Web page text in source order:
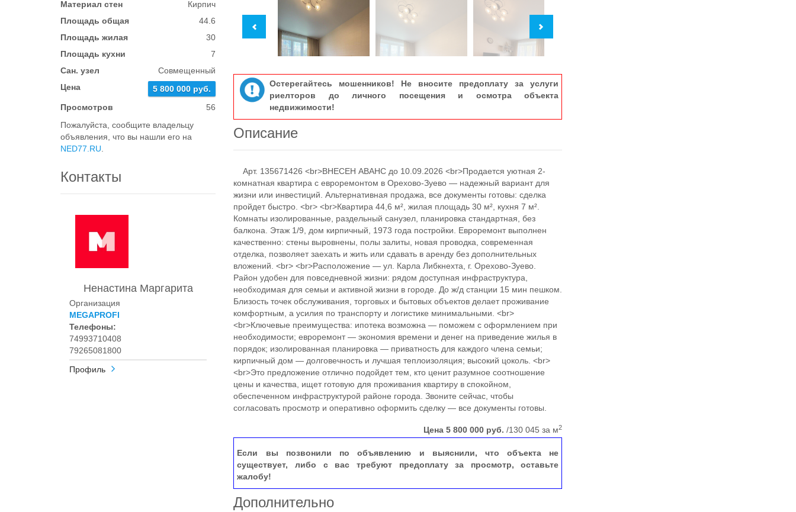
Материал стен
Кирпич
Площадь общая
44.6
Площадь жилая
30
Площадь кухни
7
Сан. узел
Совмещенный
Цена
5 800 000 руб.
Просмотров
56
Пожалуйста, сообщите владельцу
объявления, что вы нашли его на
NED77.RU
Контакты
Ненастина Маргарита
Организация
MEGAPROFI
Телефоны:
74993710408
79265081800
Профиль
Остерегайтесь мошенников! Не вносите предоплату за услуги
риелторов до личного посещения и осмотра объекта
недвижимости!
Описание
Арт. 135671426 <br>ВНЕСЕН АВАНС до 10.09.2026 <br>Продается уютная 2-
комнатная квартира с евроремонтом в Орехово-Зуево — надежный вариант для
жизни или инвестиций. Альтернативная продажа, все документы готовы: сделка
пройдет быстро. <br> <br>Квартира 44,6 м², жилая площадь 30 м², кухня 7 м².
Комнаты изолированные, раздельный санузел, планировка стандартная, без
балкона. Этаж 1/9, дом кирпичный, 1973 года постройки. Евроремонт выполнен
качественно: стены выровнены, полы залиты, новая проводка, современная
отделка, позволяет заехать и жить или сдавать в аренду без дополнительных
вложений. <br> <br>Расположение — ул. Карла Либкнехта, г. Орехово-Зуево.
Район удобен для повседневной жизни: рядом доступная инфраструктура,
необходимая для семьи и активной жизни в городе. До ж/д станции 15 мин пешком.
Близость точек обслуживания, торговых и бытовых объектов делает проживание
комфортным, а усилия по транспорту и логистике минимальными. <br>
<br>Ключевые преимущества: ипотека возможна — поможем с оформлением при
необходимости; евроремонт — экономия времени и денег на приведение жилья в
порядок; изолированная планировка — приватность для каждого члена семьи;
кирпичный дом — долговечность и лучшая теплоизоляция; высокий цоколь. <br>
<br>Это предложение отлично подойдет тем, кто ценит разумное соотношение
цены и качества, ищет готовую для проживания квартиру в спокойном,
обеспеченном инфраструктурой районе города. Звоните сейчас, чтобы
согласовать просмотр и оперативно оформить сделку — все документы готовы.
Цена5 800 000 руб. /130 045 за м2
Если вы позвонили по объявлению и выяснили, что объекта не
существует, либо с вас требуют предоплату за просмотр, оставьте
жалобу!
Дополнительно